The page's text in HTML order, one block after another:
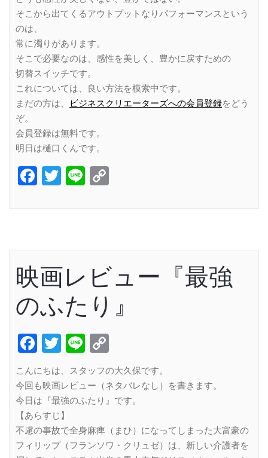
そこから出てくるアウトプットなりパフォーマンスという
のは、
常に濁りがあります。
そこで必要なのは、感性を美しく、豊かに戻すための
切替スイッチです。
これについては、良い方法を模索中です。
まだの方は、
ビジネスクリエーターズへの会員登録をどう
ぞ。
会員登録は無料です。
明日は樋口くんです。
Facebook
Twitter
Line
映画レビュー『最強
のふたり』
Facebook
Twitter
Line
Link
こんにちは、スタッフの大久保です。
今回も映画レビュー（ネタバレなし）を書きます。
今日は『最強のふたり』です。
【あらすじ】
不慮の事故で全身麻痺（まひ）になってしまった大富豪の
フィリップ（フランソワ・クリュゼ）は、新しい介護者を